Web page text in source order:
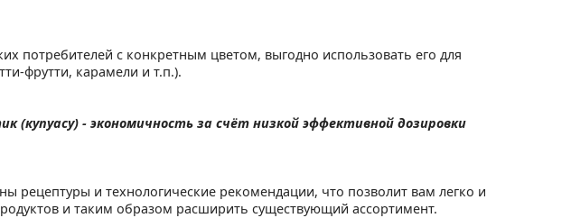
потребителей с конкретным цветом, выгодно использовать его для
фрутти, карамели и т.п.).
- экономичность за счёт низкой эффективной дозировки
рецептуры и технологические рекомендации, что позволит вам легко и
и таким образом расширить существующий ассортимент.